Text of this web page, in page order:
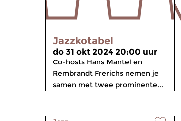
Jazzkotabel
do 31 okt 2024 20:00 uur
Co-hosts Hans Mantel en
Rembrandt Frerichs nemen je
samen met twee prominente...